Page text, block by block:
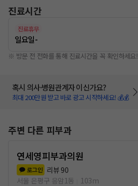
진료시간
진료휴무
일요일-
※ 방문 전 전화를 통해 진료시간을 꼭 확인하세요!
혹시 의사·병원관계자 이신가요?
최대 200만원 받고 바로 광고 시작하세요! 💰💰
주변 다른 피부과
연세영피부과의원
로그인 리뷰 90
서울 은평구 응암1동
103m